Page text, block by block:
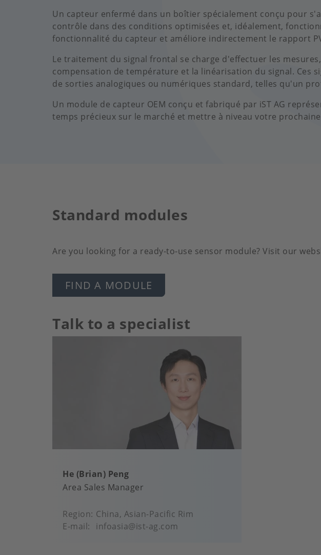
Un capteur enfermé dans un boîtier spécialement conçu pour
contrôle dans des conditions optimisées et, idéalement,
fonctionnalité du capteur et améliore indirectement le rapport
Le traitement du signal frontal se charge d'effectuer les
compensation de température et la linéarisation du signal. Ces
de sorties analogiques ou numériques standard, telles qu'un
Un module de capteur OEM conçu et fabriqué par iST AG
temps précieux sur le marché et mettre à niveau votre
Standard modules
Are you looking for a ready-to-use sensor module? Visit our
FIND A MODULE
Talk to a specialist
He (Brian) Peng
Area Sales Manager
Region China, Asian-Pacific Rim
E-mail
infoasia@ist-ag.com